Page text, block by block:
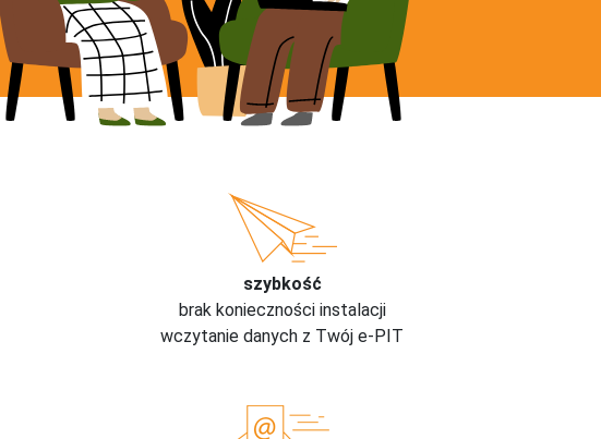
szybkość
brak konieczności instalacji
wczytanie danych z Twój e-PIT